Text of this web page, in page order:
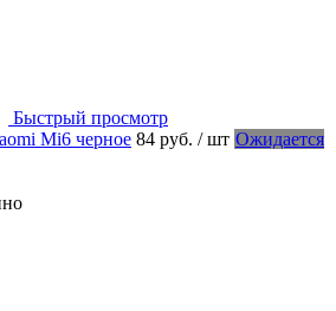
Быстрый просмотр
Mi6 черное 84 руб. / шт Ожидается